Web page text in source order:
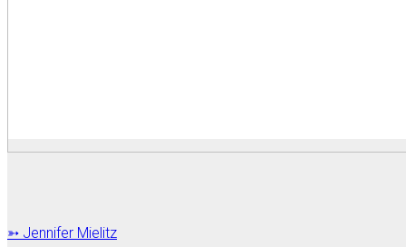
➳ Jennifer Mielitz